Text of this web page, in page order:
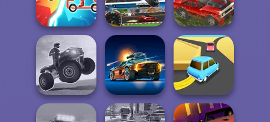
Sprint Club Nitro Drift Cup Racing
Ultimate
Draw Car Fight
Super Racing GT:
Drag Pro
Drift Dudes